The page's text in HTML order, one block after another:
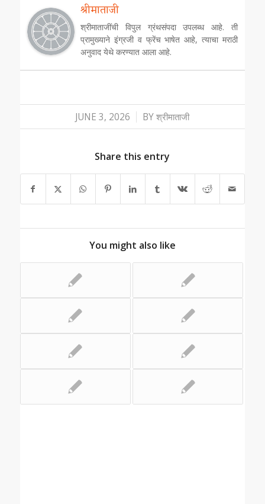
श्रीमाताजी
श्रीमाताजींची विपुल ग्रंथसंपदा उपलब्ध आहे. ती
प्रामुख्याने इंग्रजी व फ्रेंच भाषेत आहे, त्याचा मराठी
अनुवाद येथे करण्यात आला आहे.
JUNE 3, 2026
/ BYश्रीमाताजी
Share this entry
You might also like